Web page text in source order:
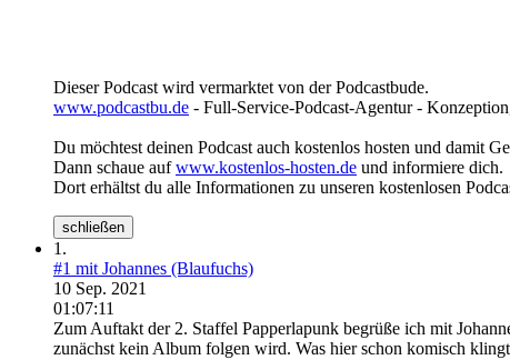
Dieser Podcast wird vermarktet von der Podcastbude.
www.podcastbu.de - Full-Service-Podcast-Agentur -
Du möchtest deinen Podcast auch kostenlos hosten und damit
Dann schaue aufwww.kostenlos-hosten.de und informiere dich.
Dort erhältst du alle Informationen zu unseren kostenlosen
schließen
1.
#1 mit Johannes (Blaufuchs)
10 Sep. 2021
01:07:11
Zum Auftakt der 2. Staffel Papperlapunk begrüße ich mit
zunächst kein Album folgen wird. Was hier schon komisch